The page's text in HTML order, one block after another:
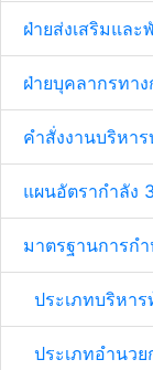
ฝ่ายส่งเสริมแล
ฝ่ายบุคลากรทา
คำสั่งงานบริหา
แผนอัตรากำลัง
มาตรฐานการก
ประเภทบริหา
ประเภทอำนว